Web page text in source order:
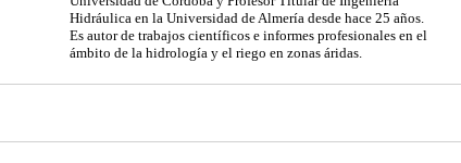
Hidráulica en la Universidad de Almería desde hace 25 años.
Es autor de trabajos científicos e informes profesionales en el
ámbito de la hidrología y el riego en zonas áridas.